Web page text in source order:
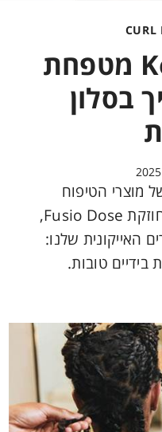
CURL
כך Kérastase מטפחת
בסלון
מוצרי הטיפוח
הביתיים ועד התמצית המחוזקת Fusio Dose,
האייקונית שלנו:
טובות.